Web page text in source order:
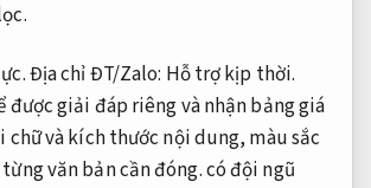
Địa chỉ ĐT/Zalo: Hỗ trợ kịp thời.
được giải đáp riêng và nhận bảng giá
chữ và kích thước nội dung, màu sắc
văn bản cần đóng. có đội ngũ